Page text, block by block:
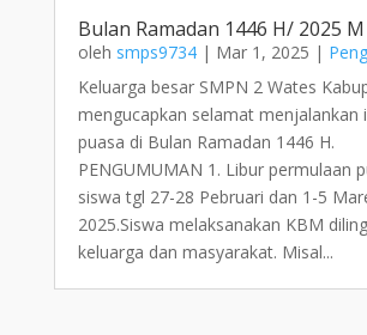
Bulan Ramadan 1446 H/ 2025 M
oleh smps9734| Mar 1, 2025 |
Keluarga besar SMPN 2 Wates
mengucapkan selamat menjalankan
puasa di Bulan Ramadan 1446 H.
PENGUMUMAN 1. Libur permulaan
siswa tgl 27-28 Pebruari dan 1-5
2025.Siswa melaksanakan KBM
keluarga dan masyarakat. Misal...